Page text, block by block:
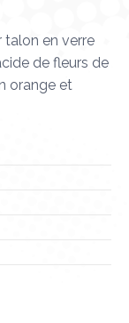
talon en verre
de fleurs de
orange et